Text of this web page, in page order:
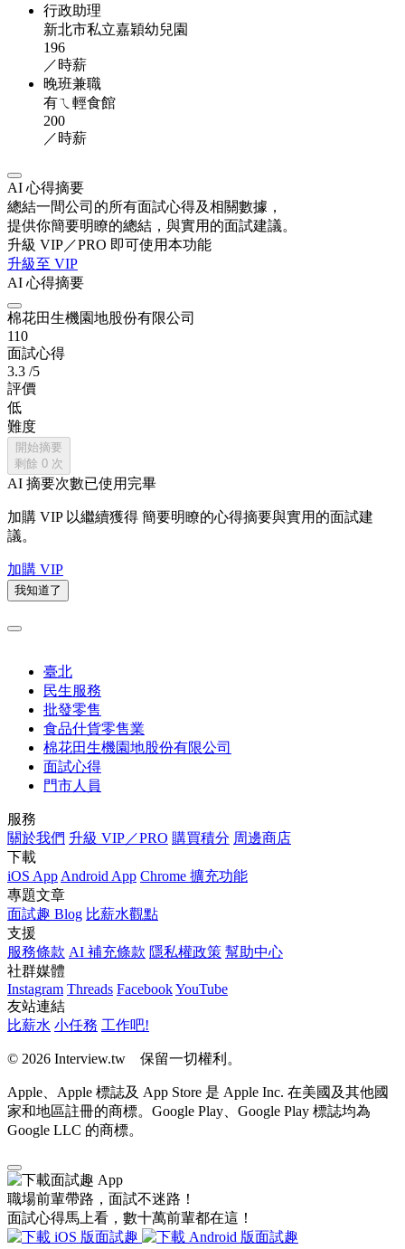
行政助理
新北市私立嘉穎幼兒園
196
／時薪
晚班兼職
有ㄟ輕食館
200
／時薪
AI 心得摘要
總結一間公司的所有面試心得及相關數據，
提供你簡要明瞭的總結，與實用的面試建議。
升級 VIP／PRO 即可使用本功能
升級至 VIP
AI 心得摘要
棉花田生機園地股份有限公司
110
面試心得
3.3 /5
評價
低
難度
開始摘要
剩餘 0 次
AI 摘要次數已使用完畢
加購 VIP 以繼續獲得 簡要明瞭的心得摘要與實用的面試建
議。
加購 VIP
我知道了
臺北
民生服務
批發零售
食品什貨零售業
棉花田生機園地股份有限公司
面試心得
門市人員
服務
關於我們 升級 VIP／PRO 購買積分 周邊商店
下載
iOS App Android App Chrome 擴充功能
專題文章
面試趣 Blog 比薪水觀點
支援
服務條款 AI 補充條款 隱私權政策 幫助中心
社群媒體
Instagram Threads FacebookYouTube
友站連結
比薪水 小任務 工作吧!
© 2026 Interview.tw 保留一切權利。
Apple、Apple 標誌及 App Store 是 Apple Inc. 在美國及其他國
家和地區註冊的商標。Google Play、Google Play 標誌均為
Google LLC 的商標。
職場前輩帶路，面試不迷路！
面試心得馬上看，數十萬前輩都在這！